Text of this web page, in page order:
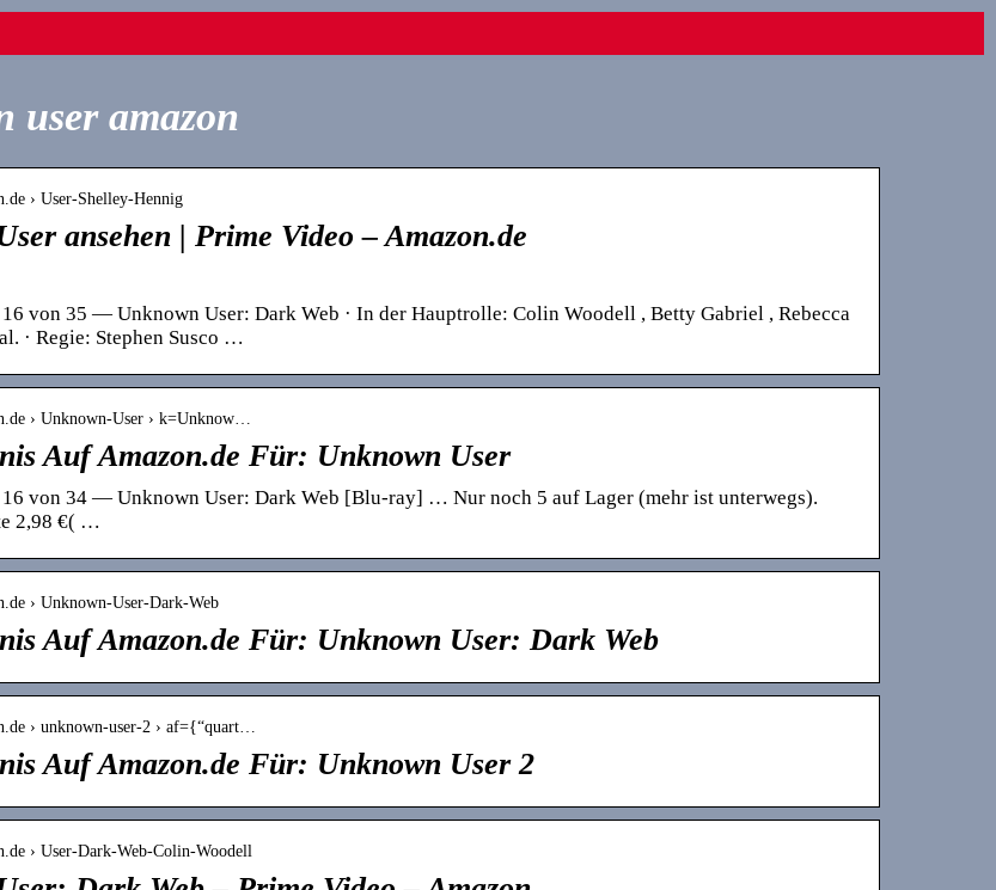
user amazon
› User-Shelley-Hennig
ansehen | Prime Video – Amazon.de
16 von 35 — Unknown User: Dark Web · In der Hauptrolle: Colin Woodell , Betty Gabriel , Rebecca
· Regie: Stephen Susco …
› Unknown-User › k=Unknow…
Auf Amazon.de Für: Unknown User
16 von 34 — Unknown User: Dark Web [Blu-ray] … Nur noch 5 auf Lager (mehr ist unterwegs).
2,98 €( …
› Unknown-User-Dark-Web
Auf Amazon.de Für: Unknown User: Dark Web
› unknown-user-2 › af={“quart…
Auf Amazon.de Für: Unknown User 2
› User-Dark-Web-Colin-Woodell